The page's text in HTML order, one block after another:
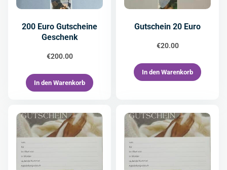
200 Euro Gutscheine
Geschenk
€200.00
In den Warenkorb
Gutschein 20 Euro
€20.00
In den Warenkorb